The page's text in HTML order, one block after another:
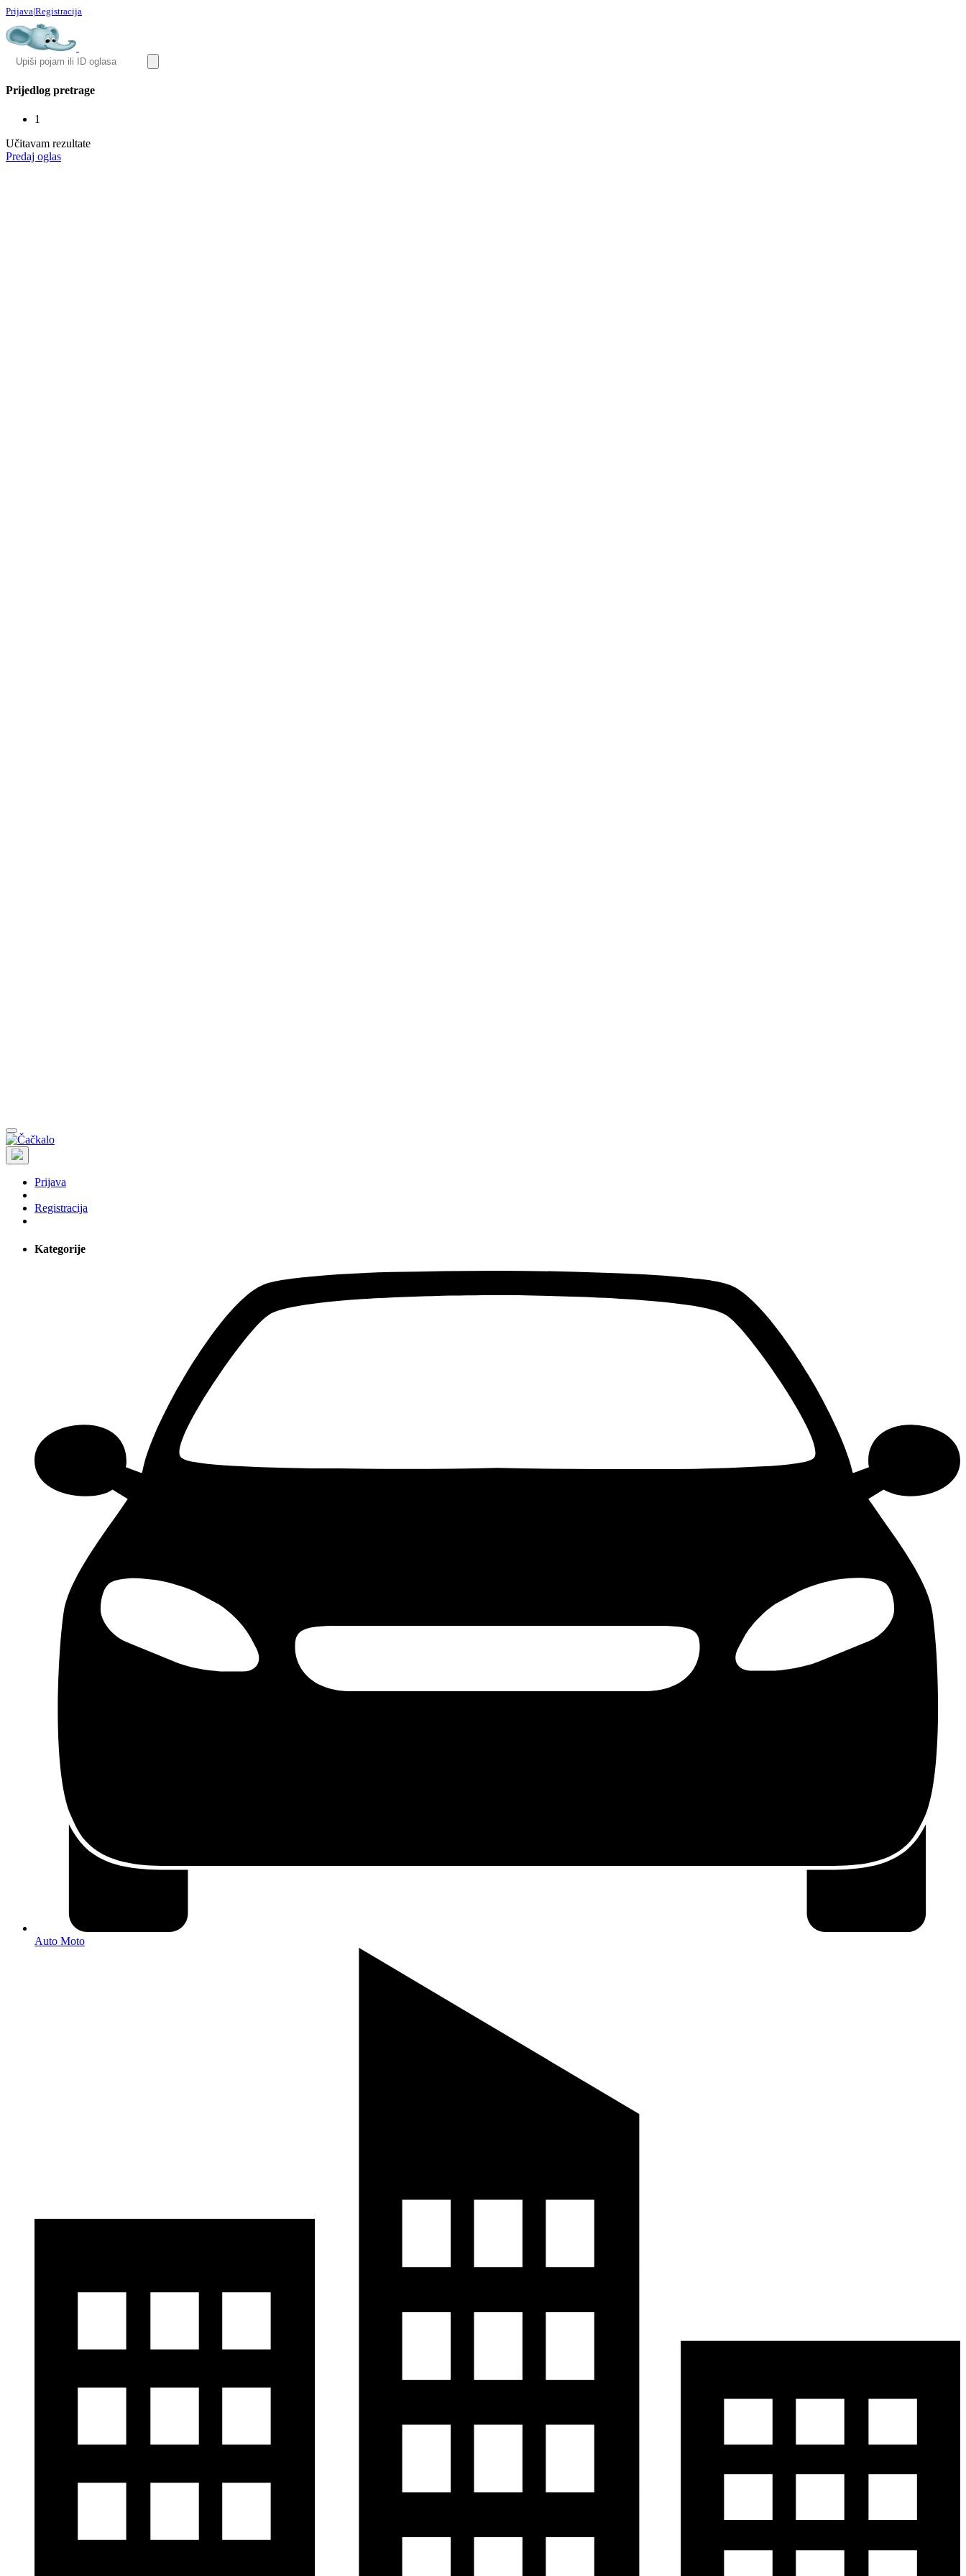
Prijava|Registracija
Prijedlog pretrage
1
Učitavam rezultate
Predaj oglas
Prijava
Registracija
Kategorije
Auto Moto